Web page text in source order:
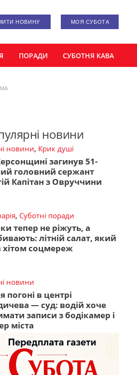
НОВИНУ МОЯ СУБОТА
ПОРАДИ СУБОТНЯ КАВА
новини
новини, Крик душі
загинув 51-
головний сержант
Капітан з Овруччини
, Суботні поради
тепер не ріжуть, а
літній салат, який
хітом соцмереж
новини
погоні в центрі
— суд: водій хоче
записи з бодікамер і
міста